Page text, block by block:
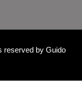
reserved by Guido